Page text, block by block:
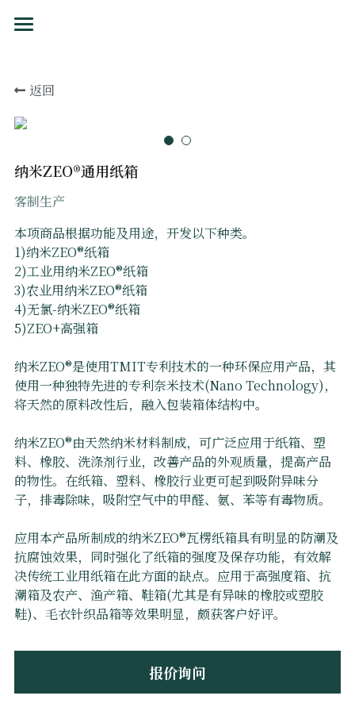
2026-CDP
永续
信息
关于
供应商
CDP申报问卷
全球官网
返回
纳米ZEO®通用纸箱
客制生产
本项商品根据功能及用途，开发以下种类。
1)纳米ZEO®纸箱
2)工业用纳米ZEO®纸箱
3)农业用纳米ZEO®纸箱
4)无氯-纳米ZEO®纸箱
5)ZEO+高强箱
纳米ZEO®是使用TMIT专利技术的一种环保应用产品，其
使用一种独特先进的专利奈米技术(Nano Technology)，
将天然的原料改性后，融入包装箱体结构中。
纳米ZEO®由天然纳米材料制成，可广泛应用于纸箱、塑
料、橡胶、洗涤剂行业，改善产品的外观质量，提高产品
的物性。在纸箱、塑料、橡胶行业更可起到吸附异味分
子，排毒除味，吸附空气中的甲醛、氨、苯等有毒物质。
应用本产品所制成的纳米ZEO®瓦楞纸箱具有明显的防潮及
抗腐蚀效果，同时强化了纸箱的强度及保存功能，有效解
决传统工业用纸箱在此方面的缺点。应用于高强度箱、抗
潮箱及农产、渔产箱、鞋箱(尤其是有异味的橡胶或塑胶
鞋)、毛衣针织品箱等效果明显，颇获客户好评。
报价询问